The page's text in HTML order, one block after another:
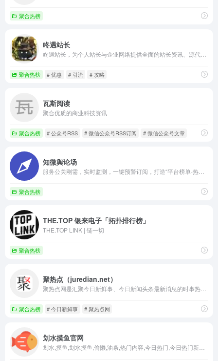
聚合热榜
咚遇站长
聚合热榜 # 优惠 # 引流 # 攻略
瓦斯阅读
聚合优质的商业科技资讯
聚合热榜 # 公众号RSS # 微信公众号RSS订阅 # 微信公众号文章
知微舆论场
聚合热榜
THE.TOP 银来电子「拓扑排行榜」
THE.TOP LINK | 链一切
聚合热榜
聚热点（juredian.net）
聚合热榜 # 今日新鲜事 # 聚热点网
划水摸鱼官网